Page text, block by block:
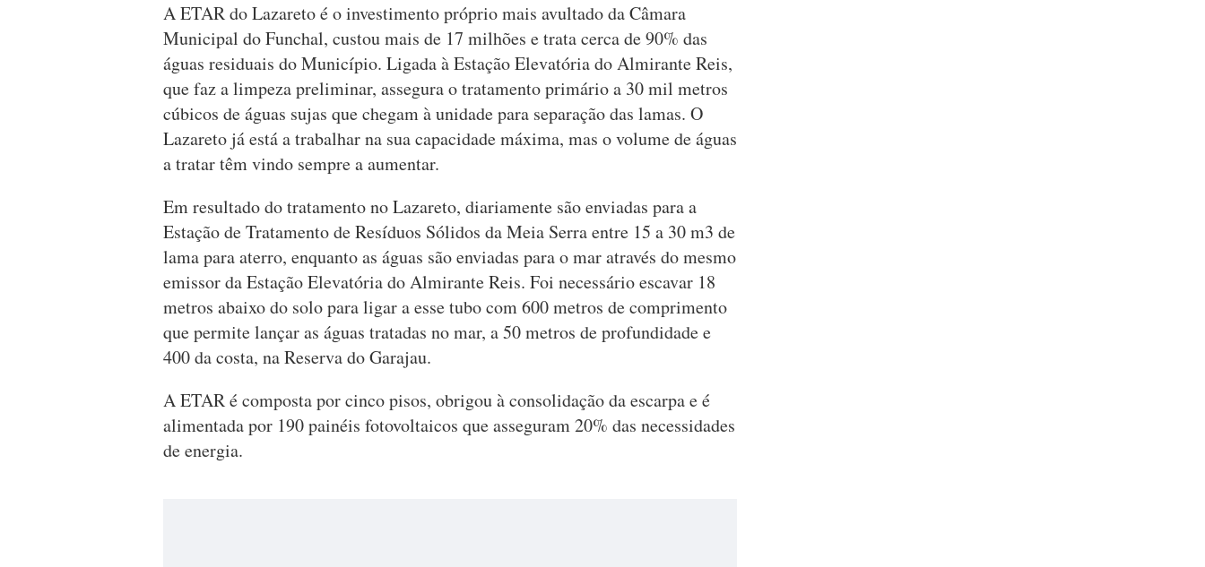
A ETAR do Lazareto é o investimento próprio mais avultado da Câmara
Municipal do Funchal, custou mais de 17 milhões e trata cerca de 90% das
águas residuais do Município. Ligada à Estação Elevatória do Almirante Reis,
que faz a limpeza preliminar, assegura o tratamento primário a 30 mil metros
cúbicos de águas sujas que chegam à unidade para separação das lamas. O
Lazareto já está a trabalhar na sua capacidade máxima, mas o volume de águas
a tratar têm vindo sempre a aumentar.
Em resultado do tratamento no Lazareto, diariamente são enviadas para a
Estação de Tratamento de Resíduos Sólidos da Meia Serra entre 15 a 30 m3 de
lama para aterro, enquanto as águas são enviadas para o mar através do mesmo
emissor da Estação Elevatória do Almirante Reis. Foi necessário escavar 18
metros abaixo do solo para ligar a esse tubo com 600 metros de comprimento
que permite lançar as águas tratadas no mar, a 50 metros de profundidade e
400 da costa, na Reserva do Garajau.
A ETAR é composta por cinco pisos, obrigou à consolidação da escarpa e é
alimentada por 190 painéis fotovoltaicos que asseguram 20% das necessidades
de energia.